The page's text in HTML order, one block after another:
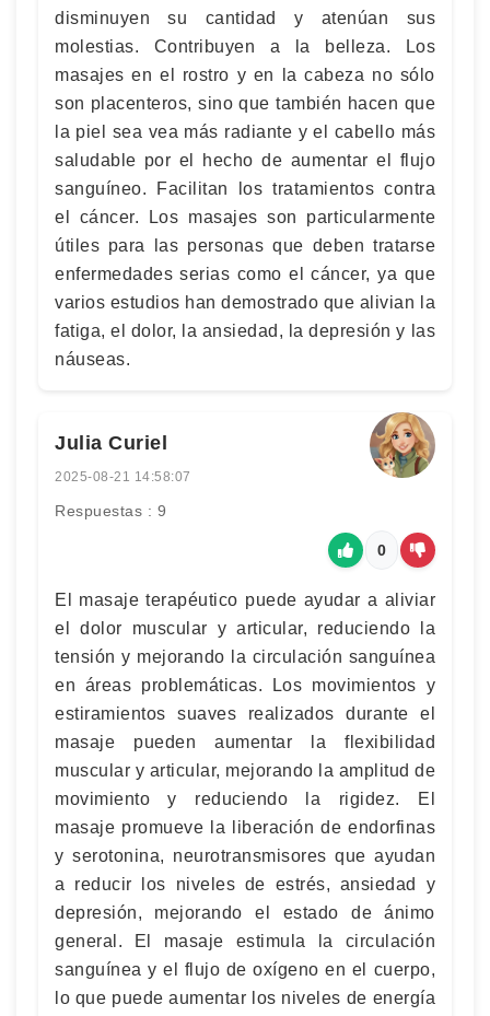
disminuyen su cantidad y atenúan sus
molestias. Contribuyen a la belleza. Los
masajes en el rostro y en la cabeza no sólo
son placenteros, sino que también hacen que
la piel sea vea más radiante y el cabello más
saludable por el hecho de aumentar el flujo
sanguíneo. Facilitan los tratamientos contra
el cáncer. Los masajes son particularmente
útiles para las personas que deben tratarse
enfermedades serias como el cáncer, ya que
varios estudios han demostrado que alivian la
fatiga, el dolor, la ansiedad, la depresión y las
náuseas.
Julia Curiel
2025-08-21 14:58:07
Respuestas : 9
0
El masaje terapéutico puede ayudar a aliviar
el dolor muscular y articular, reduciendo la
tensión y mejorando la circulación sanguínea
en áreas problemáticas. Los movimientos y
estiramientos suaves realizados durante el
masaje pueden aumentar la flexibilidad
muscular y articular, mejorando la amplitud de
movimiento y reduciendo la rigidez. El
masaje promueve la liberación de endorfinas
y serotonina, neurotransmisores que ayudan
a reducir los niveles de estrés, ansiedad y
depresión, mejorando el estado de ánimo
general. El masaje estimula la circulación
sanguínea y el flujo de oxígeno en el cuerpo,
lo que puede aumentar los niveles de energía